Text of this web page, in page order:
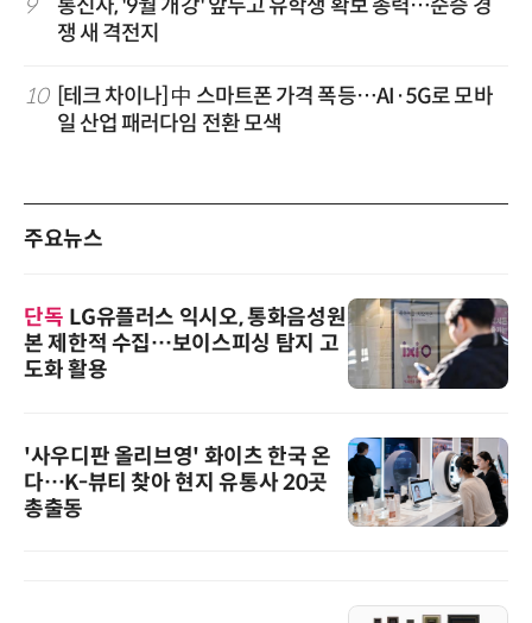
9
통신사, '9월 개강' 앞두고 유학생 확보 총력…순증 경
쟁 새 격전지
10
[테크 차이나] 中 스마트폰 가격 폭등…AI·5G로 모바
일 산업 패러다임 전환 모색
주요뉴스
단독 LG유플러스 익시오, 통화음성원
본 제한적 수집…보이스피싱 탐지 고
도화 활용
'사우디판 올리브영' 화이츠 한국 온
다…K-뷰티 찾아 현지 유통사 20곳
총출동